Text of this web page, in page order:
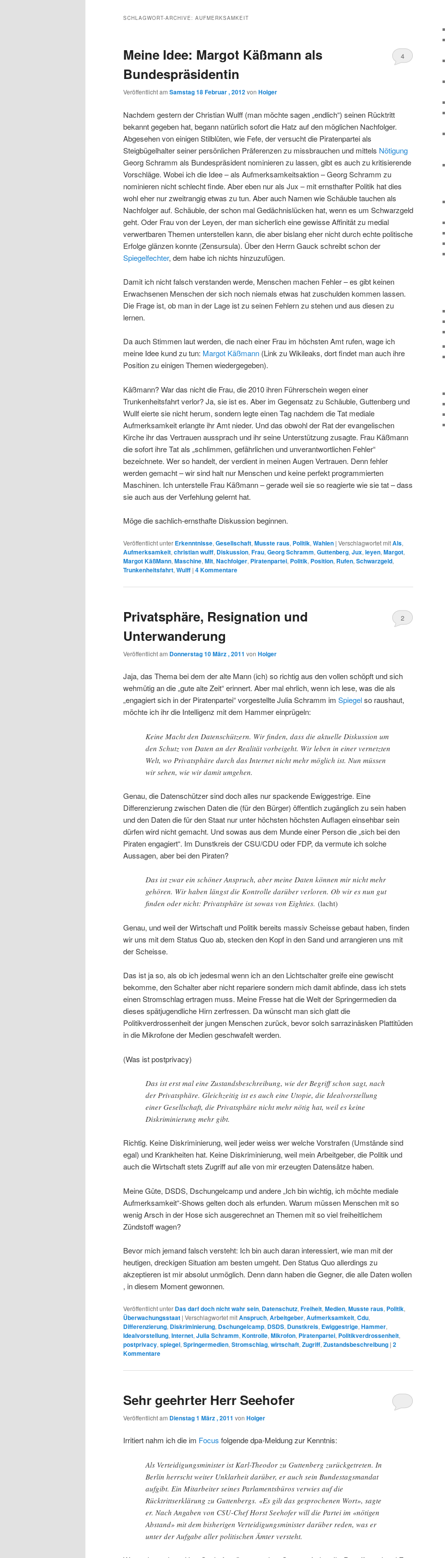
wechseln
SCHLAGWORT-ARCHIVE: AUFMERKSAMKEIT
Meine Idee: Margot Käßmann als
Bundespräsidentin
Veröffentlicht am Samstag 18 Februar , 2012von Holger
4
Nachdem gestern der Christian Wulff (man möchte sagen „endlich“) seinen Rücktritt
bekannt gegeben hat, begann natürlich sofort die Hatz auf den möglichen Nachfolger.
Abgesehen von einigen Stilblüten, wie Fefe, der versucht die Piratenpartei als
Steigbügelhalter seiner persönlichen Präferenzen zu missbrauchen und mittels Nötigung
Georg Schramm als Bundespräsident nominieren zu lassen, gibt es auch zu kritisierende
Vorschläge. Wobei ich die Idee – als Aufmerksamkeitsaktion – Georg Schramm zu
nominieren nicht schlecht finde. Aber eben nur als Jux – mit ernsthafter Politik hat dies
wohl eher nur zweitrangig etwas zu tun. Aber auch Namen wie Schäuble tauchen als
Nachfolger auf. Schäuble, der schon mal Gedächnislücken hat, wenn es um Schwarzgeld
geht. Oder Frau von der Leyen, der man sicherlich eine gewisse Affinität zu medial
verwertbaren Themen unterstellen kann, die aber bislang eher nicht durch echte politische
Erfolge glänzen konnte (Zensursula). Über den Herrn Gauck schreibt schon der
Spiegelfechter, dem habe ich nichts hinzuzufügen.
Damit ich nicht falsch verstanden werde, Menschen machen Fehler – es gibt keinen
Erwachsenen Menschen der sich noch niemals etwas hat zuschulden kommen lassen.
Die Frage ist, ob man in der Lage ist zu seinen Fehlern zu stehen und aus diesen zu
lernen.
Da auch Stimmen laut werden, die nach einer Frau im höchsten Amt rufen, wage ich
meine Idee kund zu tun: Margot Käßmann (Link zu Wikileaks, dort findet man auch ihre
Position zu einigen Themen wiedergegeben).
Käßmann? War das nicht die Frau, die 2010 ihren Führerschein wegen einer
Trunkenheitsfahrt verlor? Ja, sie ist es. Aber im Gegensatz zu Schäuble, Guttenberg und
Wullf eierte sie nicht herum, sondern legte einen Tag nachdem die Tat mediale
Aufmerksamkeit erlangte ihr Amt nieder. Und das obwohl der Rat der evangelischen
Kirche ihr das Vertrauen aussprach und ihr seine Unterstützung zusagte. Frau Käßmann
die sofort ihre Tat als „schlimmen, gefährlichen und unverantwortlichen Fehler“
bezeichnete. Wer so handelt, der verdient in meinen Augen Vertrauen. Denn fehler
werden gemacht – wir sind halt nur Menschen und keine perfekt programmierten
Maschinen. Ich unterstelle Frau Käßmann – gerade weil sie so reagierte wie sie tat – dass
sie auch aus der Verfehlung gelernt hat.
Möge die sachlich-ernsthafte Diskussion beginnen.
Veröffentlicht unter Erkenntnisse,Gesellschaft,Musste raus, Politik,Wahlen | Verschlagwortet mitAls,
Aufmerksamkeit,christian wulff, Diskussion,Frau,Georg Schramm,Guttenberg,Jux,leyen,Margot,
Margot KäßMann,Maschine,Mit,Nachfolger, Piratenpartei, Politik, Position, Rufen,Schwarzgeld,
Trunkenheitsfahrt,Wulff | 4Kommentare
Privatsphäre, Resignation und
Unterwanderung
Veröffentlicht am Donnerstag 10 März , 2011 von Holger
2
Jaja, das Thema bei dem der alte Mann (ich) so richtig aus den vollen schöpft und sich
wehmütig an die „gute alte Zeit“ erinnert. Aber mal ehrlich, wenn ich lese, was die als
„engagiert sich in der Piratenpartei“ vorgestellte Julia Schramm im Spiegelso raushaut,
möchte ich ihr die Intelligenz mit dem Hammer einprügeln:
Keine Macht den Datenschützern. Wir finden, dass die aktuelle Diskussion um
den Schutz von Daten an der Realität vorbeigeht. Wir leben in einer vernetzten
Welt, wo Privatsphäre durch das Internet nicht mehr möglich ist. Nun müssen
wir sehen, wie wir damit umgehen.
Genau, die Datenschützer sind doch alles nur spackende Ewiggestrige. Eine
Differenzierung zwischen Daten die (für den Bürger) öffentlich zugänglich zu sein haben
und den Daten die für den Staat nur unter höchsten höchsten Auflagen einsehbar sein
dürfen wird nicht gemacht. Und sowas aus dem Munde einer Person die „sich bei den
Piraten engagiert“. Im Dunstkreis der CSU/CDU oder FDP, da vermute ich solche
Aussagen, aber bei den Piraten?
Das ist zwar ein schöner Anspruch, aber meine Daten können mir nicht mehr
gehören. Wir haben längst die Kontrolle darüber verloren. Ob wir es nun gut
finden oder nicht: Privatsphäre ist sowas von Eighties. (lacht)
Genau, und weil der Wirtschaft und Politik bereits massiv Scheisse gebaut haben, finden
wir uns mit dem Status Quo ab, stecken den Kopf in den Sand und arrangieren uns mit
der Scheisse.
Das ist ja so, als ob ich jedesmal wenn ich an den Lichtschalter greife eine gewischt
bekomme, den Schalter aber nicht repariere sondern mich damit abfinde, dass ich stets
einen Stromschlag ertragen muss. Meine Fresse hat die Welt der Springermedien da
dieses spätjugendliche Hirn zerfressen. Da wünscht man sich glatt die
Politikverdrossenheit der jungen Menschen zurück, bevor solch sarrazinäsken Plattitüden
in die Mikrofone der Medien geschwafelt werden.
(Was ist postprivacy)
Das ist erst mal eine Zustandsbeschreibung, wie der Begriff schon sagt, nach
der Privatsphäre. Gleichzeitig ist es auch eine Utopie, die Idealvorstellung
einer Gesellschaft, die Privatsphäre nicht mehr nötig hat, weil es keine
Diskriminierung mehr gibt.
Richtig. Keine Diskriminierung, weil jeder weiss wer welche Vorstrafen (Umstände sind
egal) und Krankheiten hat. Keine Diskriminierung, weil mein Arbeitgeber, die Politik und
auch die Wirtschaft stets Zugriff auf alle von mir erzeugten Datensätze haben.
Meine Güte, DSDS, Dschungelcamp und andere „Ich bin wichtig, ich möchte mediale
Aufmerksamkeit“-Shows gelten doch als erfunden. Warum müssen Menschen mit so
wenig Arsch in der Hose sich ausgerechnet an Themen mit so viel freiheitlichem
Zündstoff wagen?
Bevor mich jemand falsch versteht: Ich bin auch daran interessiert, wie man mit der
heutigen, dreckigen Situation am besten umgeht. Den Status Quo allerdings zu
akzeptieren ist mir absolut unmöglich. Denn dann haben die Gegner, die alle Daten wollen
, in diesem Moment gewonnen.
Veröffentlicht unter Das darf doch nicht wahr sein, Datenschutz,Freiheit,Medien,Musste raus, Politik,
Überwachungsstaat | Verschlagwortet mitAnspruch,Arbeitgeber,Aufmerksamkeit,Cdu,
Differenzierung, Diskriminierung, Dschungelcamp, DSDS, Dunstkreis, Ewiggestrige,Hammer,
Idealvorstellung,Internet,Julia Schramm,Kontrolle,Mikrofon, Piratenpartei, Politikverdrossenheit,
postprivacy,spiegel,Springermedien,Stromschlag,wirtschaft,Zugriff,Zustandsbeschreibung | 2
Kommentare
Sehr geehrter Herr Seehofer
Veröffentlicht am Dienstag 1 März , 2011 von Holger
Irritiert nahm ich die im Focus folgende dpa-Meldung zur Kenntnis:
Als Verteidigungsminister ist Karl-Theodor zu Guttenberg zurückgetreten. In
Berlin herrscht weiter Unklarheit darüber, er auch sein Bundestagsmandat
aufgibt. Ein Mitarbeiter seines Parlamentsbüros verwies auf die
Rücktrittserklärung zu Guttenbergs. «Es gilt das gesprochenen Wort», sagte
er. Nach Angaben von CSU-Chef Horst Seehofer will die Partei im «nötigen
Abstand» mit dem bisherigen Verteidigungsminister darüber reden, was er
unter der Aufgabe aller politischen Ämter versteht.